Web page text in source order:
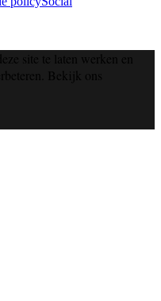
site te laten werken en
Bekijk ons